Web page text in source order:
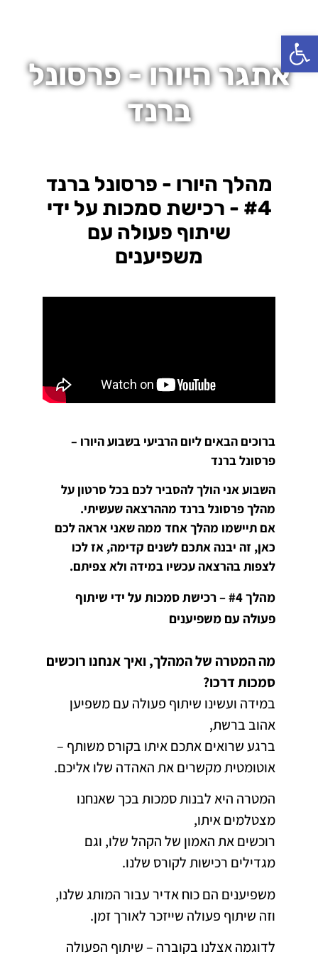
פתח סרגל נגישות
אתגר היורו - פרסונל
ברנד
מהלך היורו - פרסונל ברנד
#4 - רכישת סמכות על ידי
שיתוף פעולה עם
משפיענים
ברוכים הבאים ליום הרביעי בשבוע היורו –
פרסונל ברנד
השבוע אני הולך להסביר לכם בכל סרטון על
מהלך פרסונל ברנד מההרצאה שעשיתי.
אם תיישמו מהלך אחד ממה שאני אראה לכם
כאן, זה יבנה אתכם לשנים קדימה, אז לכו
לצפות בהרצאה עכשיו במידה ולא צפיתם.
מהלך #4 – רכישת סמכות על ידי שיתוף
פעולה עם משפיענים
מה המטרה של המהלך, ואיך אנחנו רוכשים
סמכות דרכו?
במידה ועשינו שיתוף פעולה עם משפיען
אהוב ברשת,
ברגע שרואים אתכם איתו בקורס משותף –
אוטומטית מקשרים את האהדה שלו אליכם.
המטרה היא לבנות סמכות בכך שאנחנו
מצטלמים איתו,
רוכשים את האמון של הקהל שלו, וגם
מגדילים רכישות לקורס שלנו.
משפיענים הם כוח אדיר עבור המותג שלנו,
וזה שיתוף פעולה שייזכר לאורך זמן.
לדוגמה אצלנו בקוברה – שיתוף הפעולה